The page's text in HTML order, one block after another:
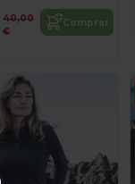
40,00
€
Comprar